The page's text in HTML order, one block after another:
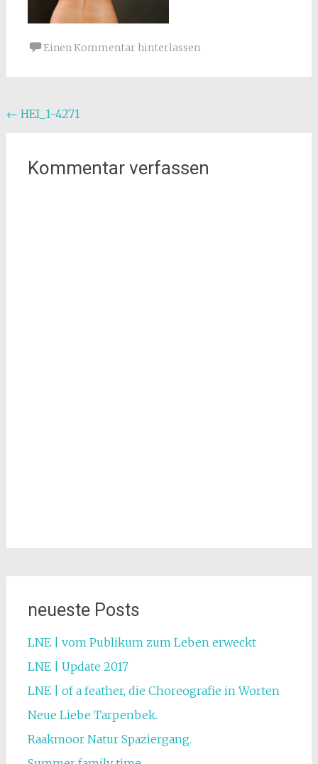
Einen Kommentar hinterlassen
Beitragsnavigation
← HEI_1-4271
Kommentar verfassen
neueste Posts
LNE | vom Publikum zum Leben erweckt
LNE | Update 2017
LNE | of a feather, die Choreografie in Worten
Neue Liebe Tarpenbek.
Raakmoor Natur Spaziergang.